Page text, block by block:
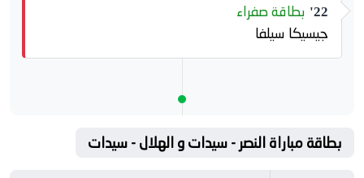
22' بطاقة صفراء
جيسيكا سيلفا
بطاقة مباراة النصر - سيدات و الهلال - سيدات